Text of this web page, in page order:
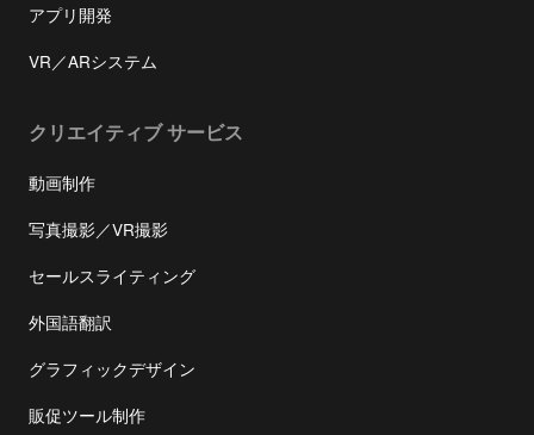
アプリ開発
VR／ARシステム
クリエイティブ サービス
動画制作
写真撮影／VR撮影
セールスライティング
外国語翻訳
グラフィックデザイン
販促ツール制作